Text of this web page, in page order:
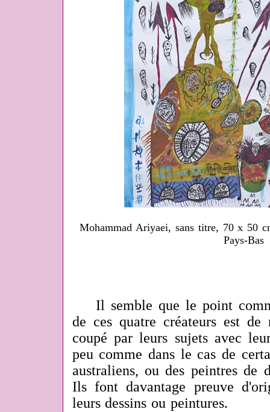
Mohammad Ariyaei, sans titre, 70 x 50
Pays-Bas
Il semble que le point
de ces quatre créateurs est
coupé par leurs sujets avec
peu comme dans le cas de
australiens, ou des peintres de
Ils font davantage preuve
leurs dessins ou peintures.